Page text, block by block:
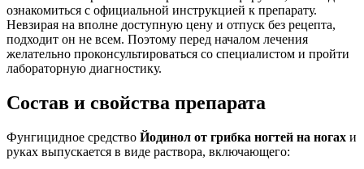
ознакомиться с официальной инструкцией к препарату.
Невзирая на вполне доступную цену и отпуск без рецепта,
подходит он не всем. Поэтому перед началом лечения
желательно проконсультироваться со специалистом и пройти
лабораторную диагностику.
Состав и свойства препарата
Фунгицидное средство Йодинол от грибка ногтей на ногах и
руках выпускается в виде раствора, включающего: